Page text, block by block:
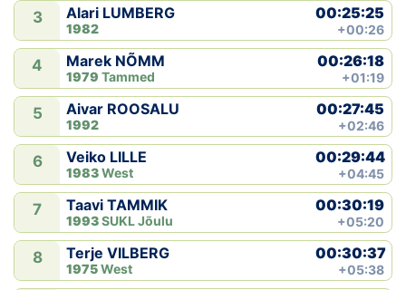
Ajalugu
Koolitused
OTSI
3 Alari LUMBERG
1982
00:25:25
+00:26
4 Marek NÕMM
1979 Tammed
00:26:18
+01:19
5 Aivar ROOSALU
1992
00:27:45
+02:46
6 Veiko LILLE
1983West
00:29:44
+04:45
7 Taavi TAMMIK
1993SUKL Jõulu
00:30:19
+05:20
8 Terje VILBERG
1975West
00:30:37
+05:38